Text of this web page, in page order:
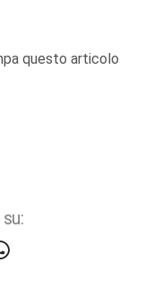
questo articolo